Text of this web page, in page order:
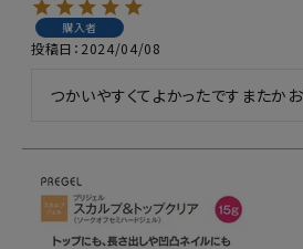
購入者
投稿日 2024/04/08
つかいやすくてよかったですまたかお